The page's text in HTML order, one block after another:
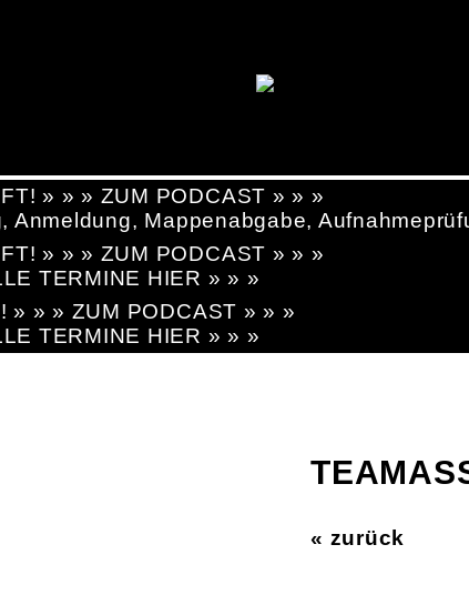
» » » ZUM PODCAST » » »
Mappenabgabe,
» » » ZUM PODCAST » » »
TERMINE HIER » » »
» » » ZUM PODCAST » » »
TERMINE HIER » » »
« zurück